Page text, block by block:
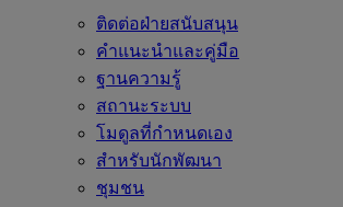
ติดต่อฝ่ายสนับสนุน
คำแนะนำและคู่มือ
ฐานความรู้
สถานะระบบ
โมดูลที่กำหนดเอง
สำหรับนักพัฒนา
ชุมชน